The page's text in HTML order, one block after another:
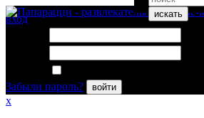
искать
вход
Забыли пароль?
войти
x